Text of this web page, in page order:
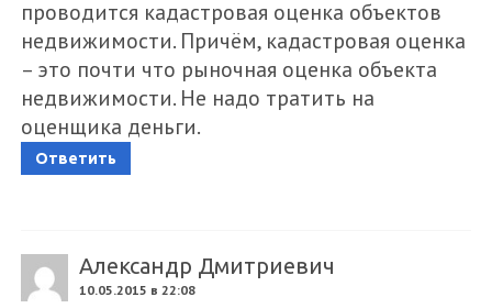
проводится кадастровая оценка объектов
недвижимости. Причём, кадастровая оценка
– это почти что рыночная оценка объекта
недвижимости. Не надо тратить на
оценщика деньги.
Ответить
Александр Дмитриевич
10.05.2015 в 22:08